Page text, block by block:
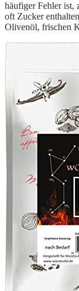
häufiger Fehler ist,
oft Zucker
Olivenöl, frischen